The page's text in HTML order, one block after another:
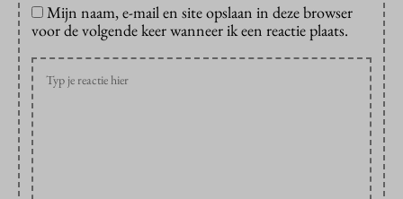
Mijn naam, e-mail en site opslaan in deze browser
voor de volgende keer wanneer ik een reactie plaats.